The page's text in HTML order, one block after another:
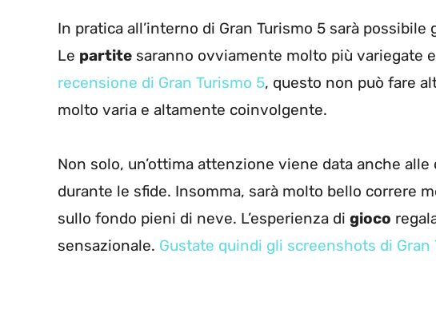
In pratica all’interno di Gran Turismo 5 sarà
Le partite saranno ovviamente molto più variegate
recensione di Gran Turismo 5, questo non può fare
molto varia e altamente coinvolgente.
Non solo, un’ottima attenzione viene data anche
durante le sfide. Insomma, sarà molto bello correre
sullo fondo pieni di neve. L’esperienza di gioco
sensazionale. Gustate quindi gli screenshots di Gran